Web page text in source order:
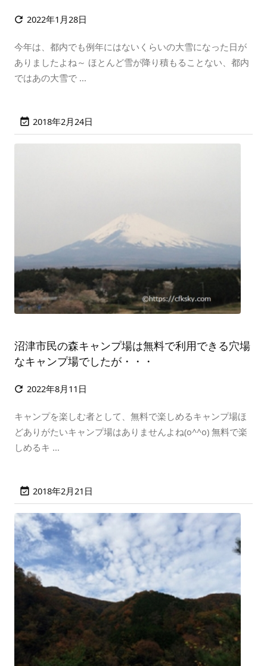
 2022年1月28日
今年は、都内でも例年にはないくらいの大雪になった日が
ありましたよね～ ほとんど雪が降り積もることない、都内
ではあの大雪で ...
 2018年2月24日
沼津市民の森キャンプ場は無料で利用できる穴場
なキャンプ場でしたが・・・
 2022年8月11日
キャンプを楽しむ者として、無料で楽しめるキャンプ場ほ
どありがたいキャンプ場はありませんよね(o^^o) 無料で楽
しめるキ ...
 2018年2月21日